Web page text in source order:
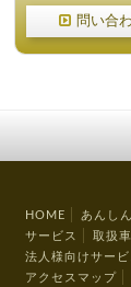
問い合
HOME あんし
サービス
取扱
法人様向けサービ
アクセスマップ